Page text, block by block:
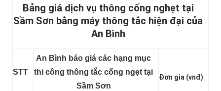
Bảng giá dịch vụ thông cống nghẹt tại
Sầm Sơn bằng máy thông tắc hiện đại của
An Bình
STT
An Bình báo giá các hạng mục
thi công thông tắc cống ngẹt tại
Sầm Sơn
Đơn gia (vnđ)